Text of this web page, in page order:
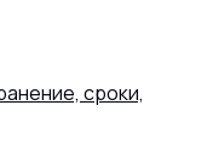
сроки,